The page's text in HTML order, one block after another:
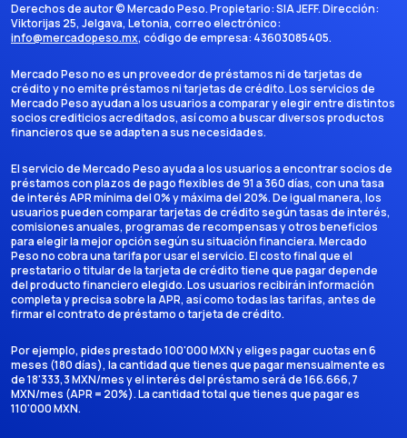
Derechos de autor ©Mercado Peso. Propietario:SIA JEFF. Dirección:
Viktorijas 25, Jelgava, Letonia, correo electrónico:
info@mercadopeso.mx, código de empresa: 43603085405.
Mercado Peso no es un proveedor de préstamos ni de tarjetas de
crédito y no emite préstamos ni tarjetas de crédito. Los servicios de
Mercado Peso ayudan a los usuarios a comparar y elegir entre distintos
socios crediticios acreditados, así como a buscar diversos productos
financieros que se adapten a sus necesidades.
El servicio de Mercado Peso ayuda a los usuarios a encontrar socios de
préstamos con plazos de pago flexibles de 91 a 360 días, con una tasa
de interés APR mínima del 0% y máxima del 20%. De igual manera, los
usuarios pueden comparar tarjetas de crédito según tasas de interés,
comisiones anuales, programas de recompensas y otros beneficios
para elegir la mejor opción según su situación financiera. Mercado
Peso no cobra una tarifa por usar el servicio. El costo final que el
prestatario o titular de la tarjeta de crédito tiene que pagar depende
del producto financiero elegido. Los usuarios recibirán información
completa y precisa sobre la APR, así como todas las tarifas, antes de
firmar el contrato de préstamo o tarjeta de crédito.
Por ejemplo, pides prestado 100'000 MXN y eliges pagar cuotas en 6
meses (180 días), la cantidad que tienes que pagar mensualmente es
de 18'333,3 MXN/mes y el interés del préstamo será de 166.666,7
MXN/mes (APR = 20%). La cantidad total que tienes que pagar es
110'000 MXN.